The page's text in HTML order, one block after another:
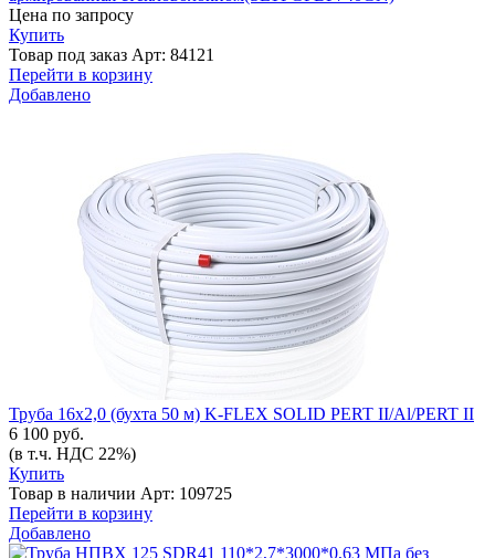
Цена по запросу
Купить
Товар под заказ Арт: 84121
Перейти в корзину
Добавлено
Труба 16х2,0 (бухта 50 м) K-FLEX SOLID PERT II/Al/PERT II
6 100 руб.
(в т.ч. НДС 22%)
Купить
Товар в наличии Арт: 109725
Перейти в корзину
Добавлено